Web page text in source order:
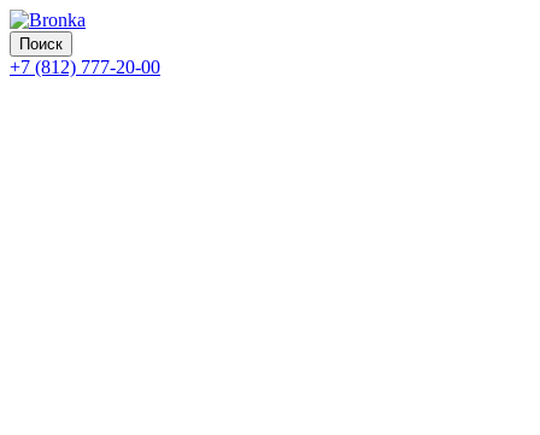
Поиск
+7 (812) 777-20-00